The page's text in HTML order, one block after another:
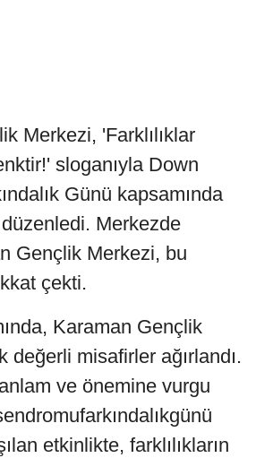
Merkezi, 'Farklılıklar
sloganıyla Down
Günü kapsamında
Merkezde
Gençlik Merkezi, bu
çekti.
Karaman Gençlik
değerli misafirler ağırlandı.
ve önemine vurgu
etkinlikte, farklılıkların